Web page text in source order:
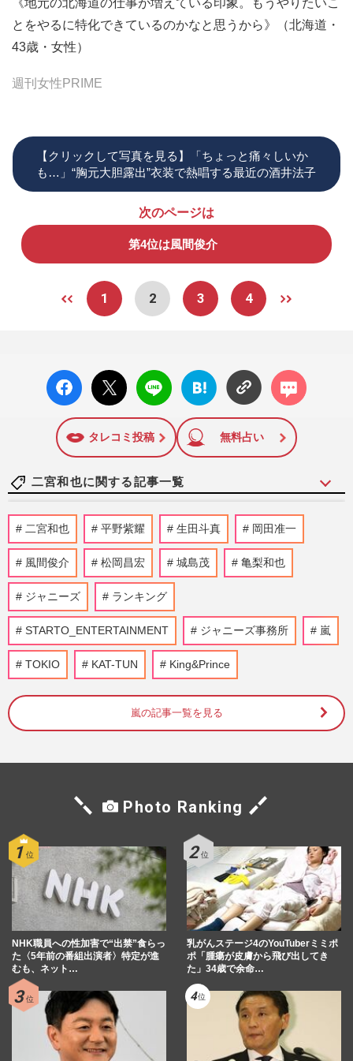
《地元の北海道の仕事が増えている印象。もうやりたいこ
とをやるに特化できているのかなと思うから》（北海道・
43歳・女性）
週刊女性PRIME
【クリックして写真を見る】「ちょっと痛々しいか
も…」“胸元大胆露出”衣装で熱唱する最近の酒井法子
次のページは
第4位は風間俊介
1 2 3 4
facebo
ok い
X ポス
ト
LINE
はてな
ブック
に追加
コメン
ト
タレコミ投稿 無料占い
二宮和也に関する記事一覧
嵐・松本潤、ライブ演出の次はアイドルプ
ロデュース！大手配信で“timelesz式”オー
ディション番組が進行中…
週刊女性2026年8月18日・25日号
二宮和也、YouTube『よにのちゃんねる』
で山田涼介の“お友達”に有名ホストを推
薦、歌舞伎町に“急接近”…
週刊女性PRIME
《東野圭吾ドラマランキング》実に面白
『嵐』全メンバーのファンクラブ揃い踏み
で「相場ガン無視」顕著になった大野智
の“強気な価格設定”に悲鳴
週刊女性PRIME 2026/7/21
嵐・大野智、STARTO社の退所発表に秘め
られた“引退”の本音「言わない美学」が示
すグループへの敬意と“5…
週刊女性2026年3月24日・31日号 2026/7/17
二宮和也 平野紫耀 生田斗真 岡田准一
風間俊介 松岡昌宏 城島茂 亀梨和也
ジャニーズ ランキング
STARTO_ENTERTAINMENT ジャニーズ事務所 嵐
TOKIO KAT-TUN King&Prince
嵐の記事一覧を見る
Photo Ranking
NHK職員への性加害で“出禁”食らっ
た〈5年前の番組出演者〉特定が進
むも、ネット…
乳がんステージ4のYouTuberミミポ
ポ「腫瘍が皮膚から飛び出してき
た」34歳で余命…